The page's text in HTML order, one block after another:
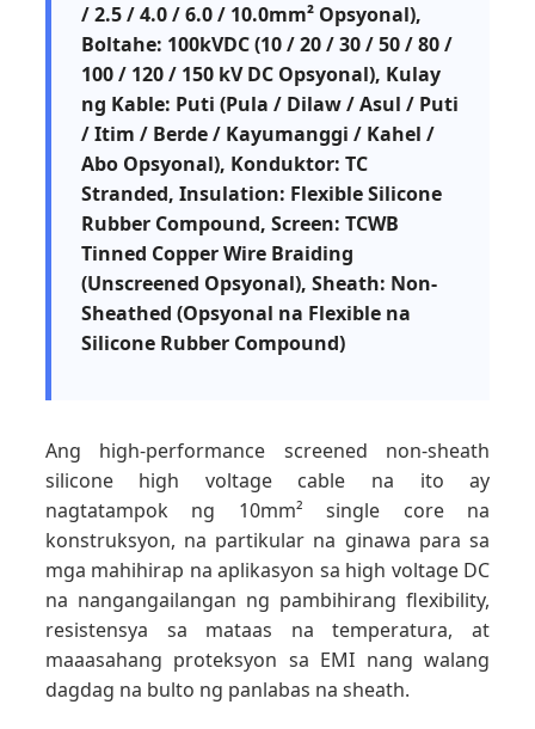
/ 2.5 / 4.0 / 6.0 / 10.0mm² Opsyonal),
Boltahe: 100kVDC (10 / 20 / 30 / 50 / 80 /
100 / 120 / 150 kV DC Opsyonal), Kulay
ng Kable: Puti (Pula / Dilaw / Asul / Puti
/ Itim / Berde / Kayumanggi / Kahel /
Abo Opsyonal), Konduktor: TC
Stranded, Insulation: Flexible Silicone
Rubber Compound, Screen: TCWB
Tinned Copper Wire Braiding
(Unscreened Opsyonal), Sheath: Non-
Sheathed (Opsyonal na Flexible na
Silicone Rubber Compound)
Ang high-performance screened non-sheath
silicone high voltage cable na ito ay
nagtatampok ng 10mm² single core na
konstruksyon, na partikular na ginawa para sa
mga mahihirap na aplikasyon sa high voltage DC
na nangangailangan ng pambihirang flexibility,
resistensya sa mataas na temperatura, at
maaasahang proteksyon sa EMI nang walang
dagdag na bulto ng panlabas na sheath.